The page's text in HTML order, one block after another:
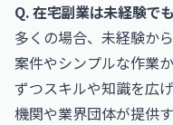
Q. 在宅副業は未経験で
多くの場合、未経験か
案件やシンプルな作業
ずつスキルや知識を広
機関や業界団体が提供